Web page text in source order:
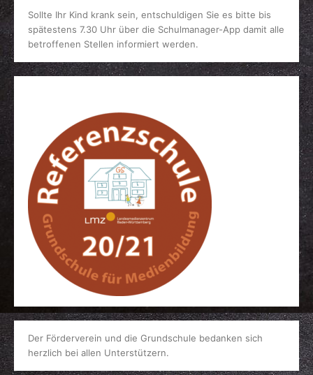
Sollte Ihr Kind krank sein, entschuldigen Sie es bitte bis
spätestens 7.30 Uhr über die Schulmanager-App damit alle
betroffenen Stellen informiert werden.
Der Förderverein und die Grundschule bedanken sich
herzlich bei allen Unterstützern.